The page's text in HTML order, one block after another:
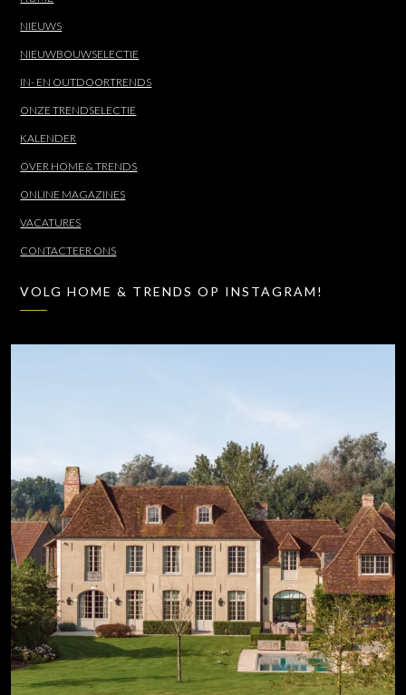
NIEUWS
NIEUWBOUWSELECTIE
IN- EN OUTDOORTRENDS
ONZE TRENDSELECTIE
KALENDER
OVER HOME & TRENDS
ONLINE MAGAZINES
VACATURES
CONTACTEER ONS
VOLG HOME & TRENDS OP INSTAGRAM!